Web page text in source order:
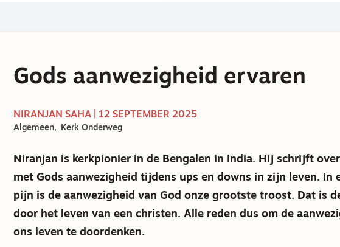
Gods aanwezigheid ervaren
NIRANJAN SAHA | 12 SEPTEMBER 2025
Algemeen Kerk Onderweg
Niranjan is kerkpionier in de Bengalen in India. Hij schrijft
met Gods aanwezigheid tijdens ups en downs in zijn leven. In
pijn is de aanwezigheid van God onze grootste troost. Dat is
door het leven van een christen. Alle reden dus om de
ons leven te doordenken.